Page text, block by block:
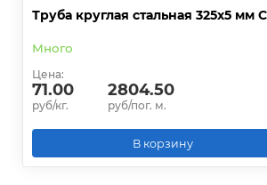
Труба круглая стальная 325х5 мм
Много
Цена:
71.00
руб/кг.
2804.50
руб/пог. м.
В корзину